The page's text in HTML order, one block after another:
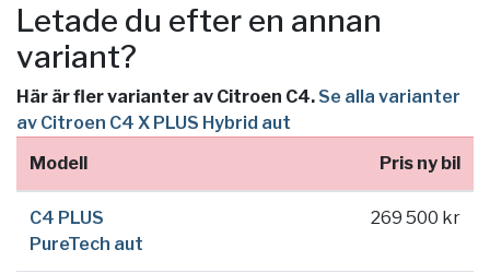
Letade du efter en annan
variant?
Här är fler varianter av Citroen C4. Se alla varianter
av Citroen C4 X PLUS Hybrid aut
Modell
Pris ny bil
C4 PLUS
PureTech aut
269 500 kr